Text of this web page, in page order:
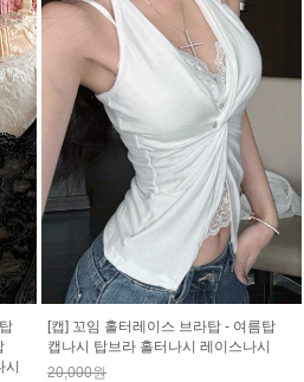
시
[캡] 꼬임 홀터레이스 브라탑 - 여름탑
캡나시 탑브라 홀터나시 레이스나시
20,000원